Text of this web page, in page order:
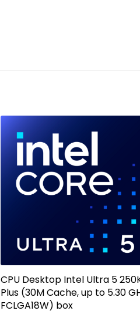
CPU Desktop Intel Ultra 5
Plus (30M Cache, up to 5.30
FCLGA18W) box